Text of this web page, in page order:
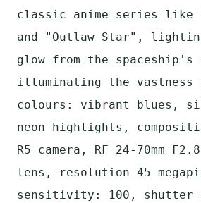
classic anime series like
and "Outlaw Star",
glow from the spaceship's
illuminating the vastness
colours: vibrant blues,
neon highlights,
R5 camera, RF 24-70mm
lens, resolution 45
sensitivity: 100, shutter